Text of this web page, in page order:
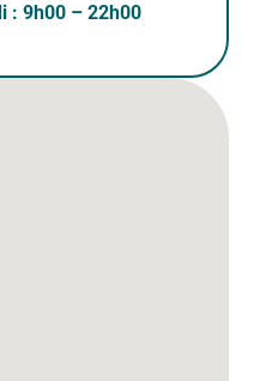
: 9h00 – 22h00